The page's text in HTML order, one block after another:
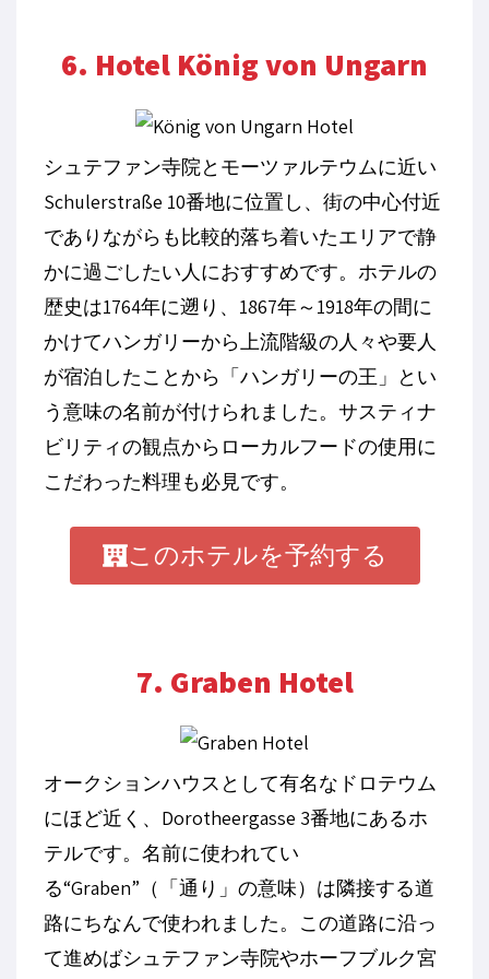
6. Hotel König von Ungarn
シュテファン寺院とモーツァルテウムに近い
Schulerstraße 10番地に位置し、街の中心付近
でありながらも比較的落ち着いたエリアで静
かに過ごしたい人におすすめです。ホテルの
歴史は1764年に遡り、 1867年～ 1918年の間に
かけてハンガリーから上流階級の人々や要人
が宿泊したことから「ハンガリーの王」とい
う意味の名前が付けられました。サスティナ
ビリティの観点からローカルフードの使用に
こだわった料理も必見です。
このホテルを予約する
7. Graben Hotel
オークションハウスとして有名なドロテウム
にほど近く、 Dorotheergasse 3番地にあるホ
テルです。名前に使われてい
る“Graben” （「通り」の意味）は隣接する道
路にちなんで使われました。この道路に沿っ
て進めばシュテファン寺院やホーフブルク宮